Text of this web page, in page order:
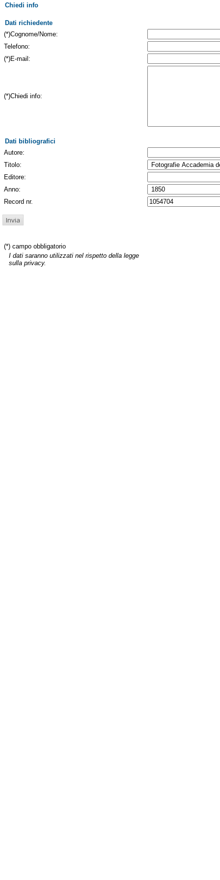
Chiedi info
Dati richiedente
(*)Cognome/Nome:
Telefono:
(*)E-mail:
(*)Chiedi info:
Dati bibliografici
Autore:
Titolo:
Editore:
Anno:
Record nr.
(*) campo obbligatorio
I dati saranno utilizzati nel rispetto della legge
sulla privacy.